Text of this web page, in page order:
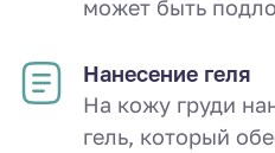
может быть
Нанесение геля
На кожу груди
гель, который